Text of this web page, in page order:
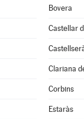
Bovera
Castellar
Clariana
Corbins
Estaràs